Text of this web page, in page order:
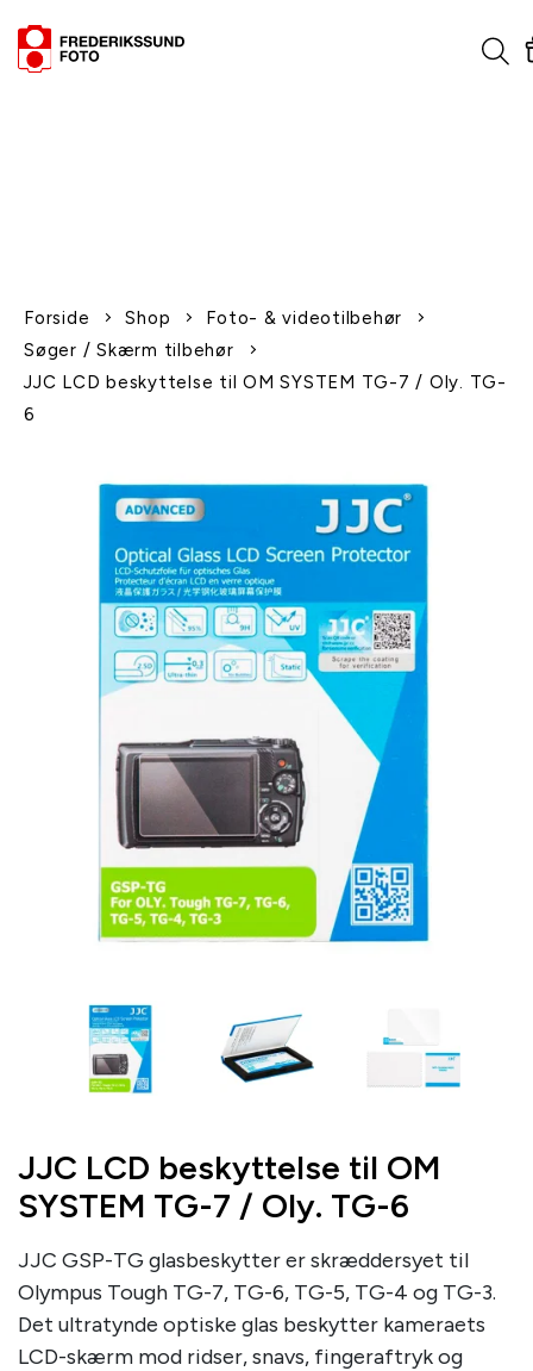
Forside Shop
Foto- & videotilbehør
Søger / Skærm tilbehør
JJC LCD beskyttelse til OM SYSTEM TG-7 / Oly. TG-
6
JJC LCD beskyttelse til OM
SYSTEM TG-7 / Oly. TG-6
JJC GSP-TG glasbeskytter er skræddersyet til
Olympus Tough TG-7, TG-6, TG-5, TG-4 og TG-3.
Det ultratynde optiske glas beskytter kameraets
LCD-skærm mod ridser, snavs, fingeraftryk og